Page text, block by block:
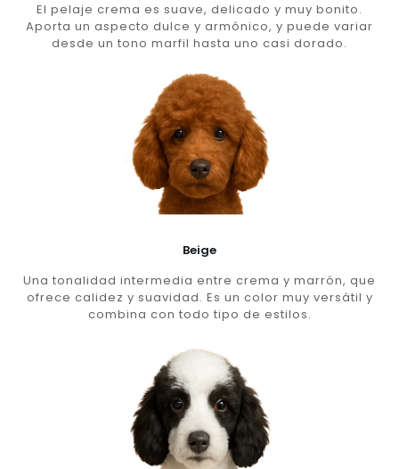
El pelaje crema es suave, delicado y muy bonito.
Aporta un aspecto dulce y armónico, y puede variar
desde un tono marfil hasta uno casi dorado.
Beige
Una tonalidad intermedia entre crema y marrón, que
ofrece calidez y suavidad. Es un color muy versátil y
combina con todo tipo de estilos.